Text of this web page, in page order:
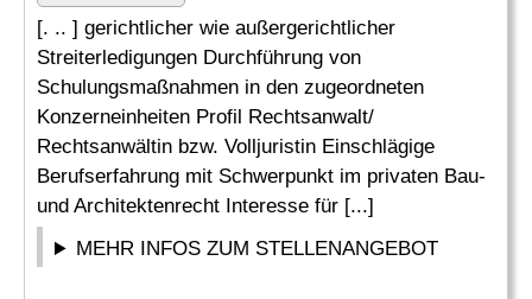
[. .. ] gerichtlicher wie außergerichtlicher
Streiterledigungen Durchführung von
Schulungsmaßnahmen in den zugeordneten
Konzerneinheiten Profil Rechtsanwalt/
Rechtsanwältin bzw. Volljuristin Einschlägige
Berufserfahrung mit Schwerpunkt im privaten Bau-
und Architektenrecht Interesse für [...]
MEHR INFOS ZUM STELLENANGEBOT